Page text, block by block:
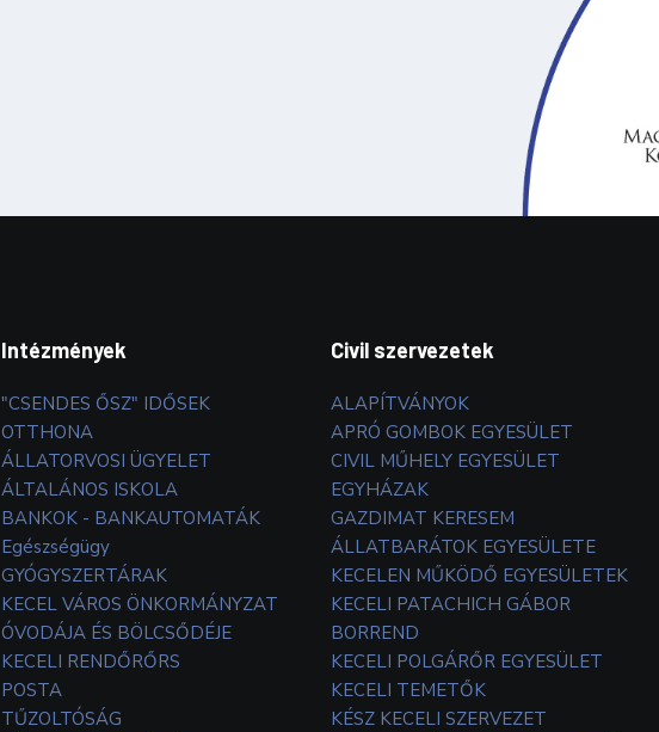
Intézmények
"CSENDES ŐSZ" IDŐSEK
OTTHONA
ÁLLATORVOSI ÜGYELET
ÁLTALÁNOS ISKOLA
BANKOK - BANKAUTOMATÁK
Egészségügy
GYÓGYSZERTÁRAK
KECEL VÁROS ÖNKORMÁNYZAT
ÓVODÁJA ÉS BÖLCSŐDÉJE
KECELI RENDŐRŐRS
POSTA
TŰZOLTÓSÁG
Civil szervezetek
ALAPÍTVÁNYOK
APRÓ GOMBOK EGYESÜLET
CIVIL MŰHELY EGYESÜLET
EGYHÁZAK
GAZDIMAT KERESEM
ÁLLATBARÁTOK EGYESÜLETE
KECELEN MŰKÖDŐ EGYESÜLETEK
KECELI PATACHICH GÁBOR
BORREND
KECELI POLGÁRŐR EGYESÜLET
KECELI TEMETŐK
KÉSZ KECELI SZERVEZET